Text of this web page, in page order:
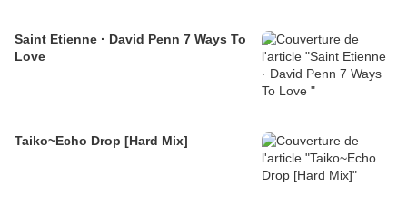
Saint Etienne · David Penn 7 Ways To
Love
Taiko~Echo Drop [Hard Mix]